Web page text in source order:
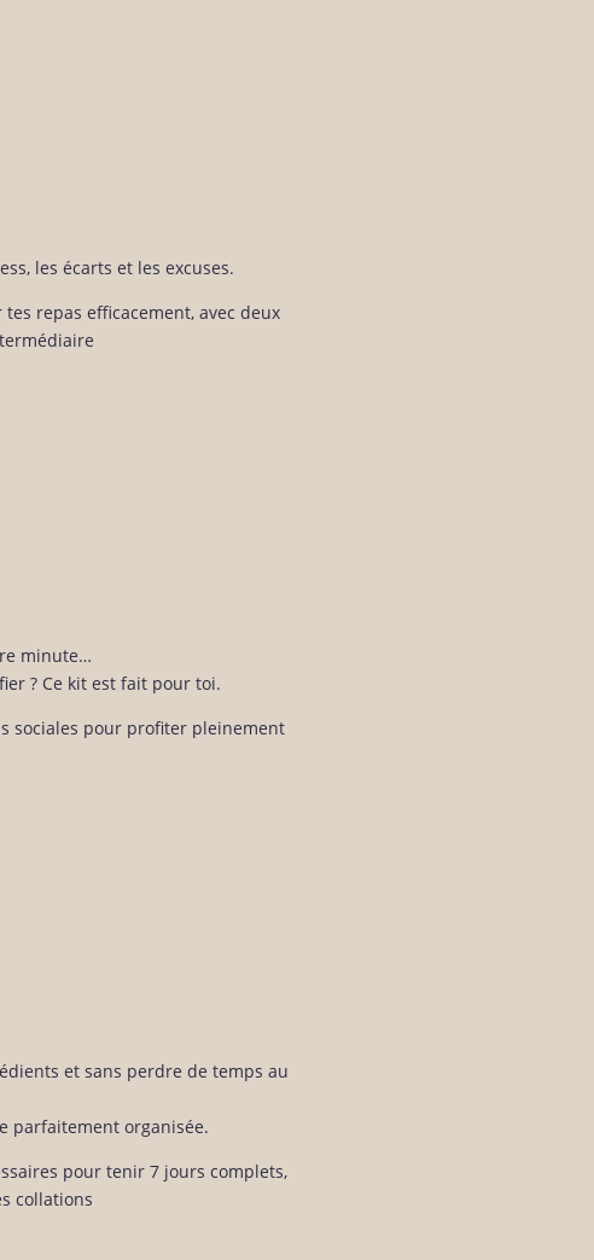
les écarts et les excuses.
repas efficacement, avec deux
minute…
? Ce kit est fait pour toi.
sociales pour profiter pleinement
et sans perdre de temps au
parfaitement organisée.
pour tenir 7 jours complets,
collations